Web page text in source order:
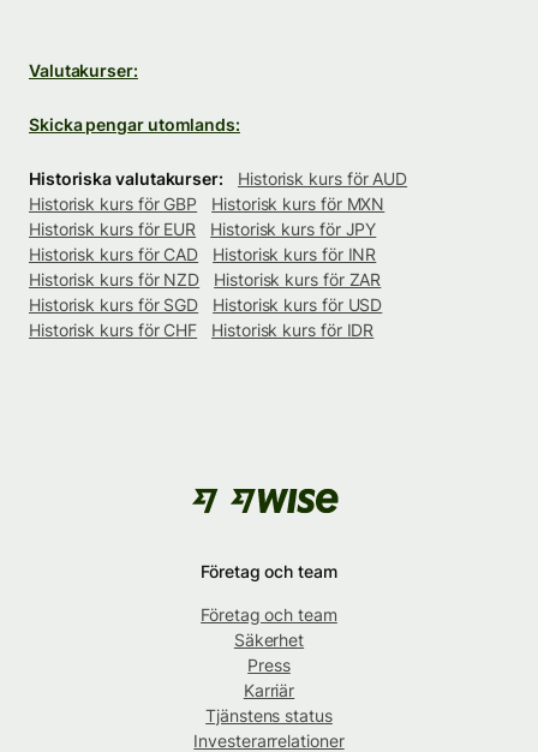
Valutakurser:
Skicka pengar utomlands:
Historiska valutakurser:
Historisk kurs för AUD
Historisk kurs för GBP
Historisk kurs för MXN
Historisk kurs för EUR
Historisk kurs för JPY
Historisk kurs för CAD
Historisk kurs för INR
Historisk kurs för NZD
Historisk kurs för ZAR
Historisk kurs för SGD
Historisk kurs för USD
Historisk kurs för CHF
Historisk kurs för IDR
Företag och team
Företag och team
Säkerhet
Press
Karriär
Tjänstens status
Investerarrelationer